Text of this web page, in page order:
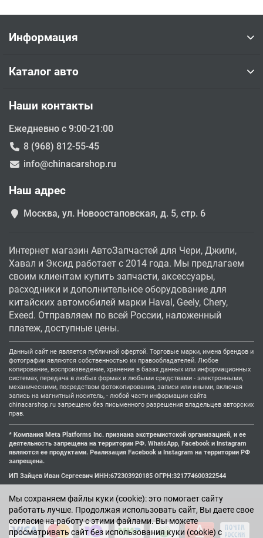
Мы cохраняем файлы куки (cookie): это помогает сайту
работать лучше. Продолжая использовать сайт, Вы даете свое
согласие на работу с этими файлами. Вы можете
просматривать сайт без использования куки (cookie) с
Информация
Каталог авто
Наши контакты
Ежедневно с 9:00-21:00
8 (968) 812-55-45
info@chinacarshop.ru
Наш адрес
Москва, ул. Новоостаповская, д. 5, стр. 6
Интернет магазин АвтоЗапчастей для Чери, Джили,
Хавал и Эксид работает с 2014 года. Мы предлагаем
своим клиентам купить запчасти, аксессуары,
расходники и дополнительное оборудование для
китайских автомобилей марки Haval, Geely, Chery,
Exeed. Отправляем по всей России, наложенный
платеж, доступные цены.
Данный сайт не является публичной офертой. Торговые марки, имена брендов и
фотографии являются собственностью их правообладателей. Любое
копирование, воспроизведение, хранение в базах данных или информационных
системах, передача в любых формах и любыми средствами - электронными,
механическими, посредством фотокопирования, записи или иными, включая
запись на магнитный носитель, - любой части информации сайта
chinacarshop.ru запрещено без письменного разрешения владельцев авторских
прав.
* Компания Meta Platforms Inc. признана экстремистской организацией, и ее
деятельность запрещена на территории РФ. WhatsApp, Facebook и Instagram
являются ее продуктами. Реализация Facebook и Instagram на территории РФ
запрещена.
ИП Зайцев Иван Сергеевич ИНН:672303920185 ОГРН:321774600322544